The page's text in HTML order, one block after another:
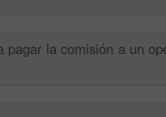
la comisión a un